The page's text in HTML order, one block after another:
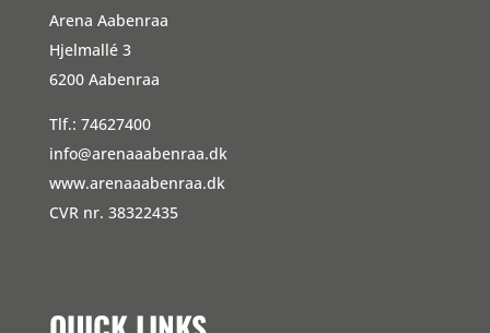
Arena Aabenraa
Hjelmallé 3
6200 Aabenraa
Tlf.: 74627400
info@arenaaabenraa.dk
www.arenaaabenraa.dk
CVR nr. 38322435